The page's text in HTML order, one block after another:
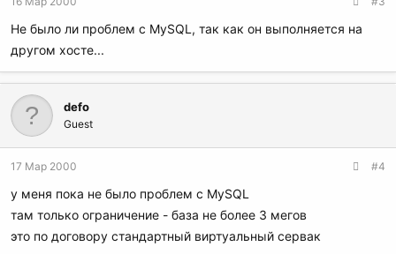
Не было ли проблем с MySQL, так как он выполняется на
другом хосте...
defo
Guest
17 Мар 2000 #4
у меня пока не было проблем с MySQL
там только ограничение - база не более 3 мегов
это по договору стандартный виртуальный сервак